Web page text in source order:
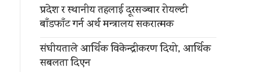
प्रदेश र स्थानीय तहलाई दूरसञ्चार रोयल्टी
बाँडफाँट गर्न अर्थ मन्त्रालय सकरात्मक
संघीयताले आर्थिक विकेन्द्रीकरण दियो, आर्थिक
सबलता दिएन